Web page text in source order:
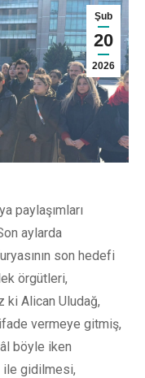
Şub
20
2026
paylaşımları
aylarda
son hedefi
örgütleri,
ki Alican Uludağ,
vermeye gitmiş,
böyle iken
ile gidilmesi,